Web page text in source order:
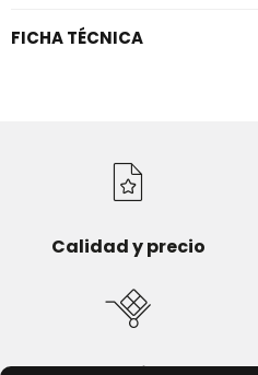
FICHA TÉCNICA
Calidad y precio